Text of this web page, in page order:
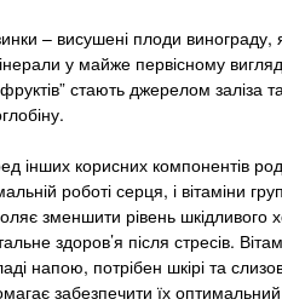
– висушені плоди винограду,
у майже первісному
стають джерелом заліза
інших корисних компонентів
роботі серця, і вітаміни
зменшити рівень шкідливого
здоров’я після стресів.
напою, потрібен шкірі та
забезпечити їх